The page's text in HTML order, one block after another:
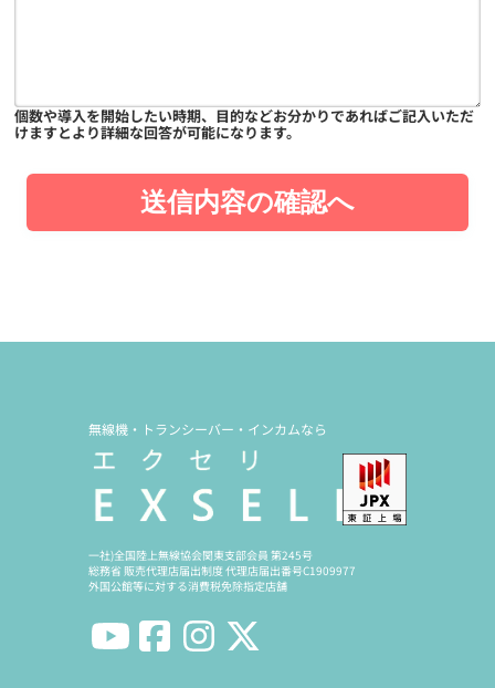
個数や導入を開始したい時期、目的などお分かりであればご記入いただ
けますとより詳細な回答が可能になります。
送信内容の確認へ
無線機・トランシーバー・インカムなら
一社)全国陸上無線協会関東支部会員 第245号
総務省 販売代理店届出制度 代理店届出番号C1909977
外国公館等に対する消費税免除指定店舗